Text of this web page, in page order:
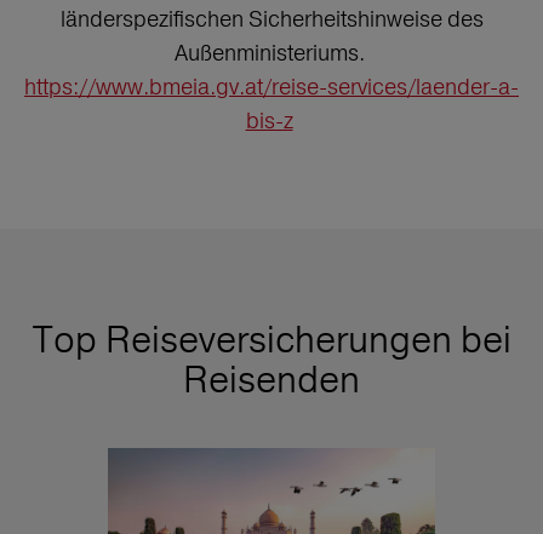
länderspezifischen Sicherheitshinweise des
Außenministeriums.
https://www.bmeia.gv.at/reise-services/laender-a-
bis-z
Top Reiseversicherungen bei
Reisenden